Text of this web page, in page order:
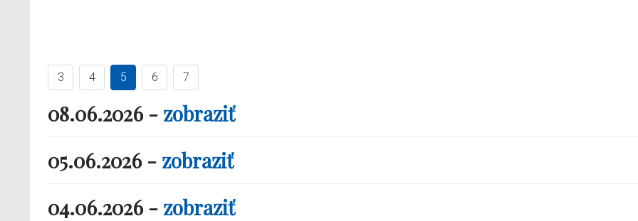
3 4 5 6 7
08.06.2026 - zobraziť
05.06.2026 - zobraziť
04.06.2026 - zobraziť